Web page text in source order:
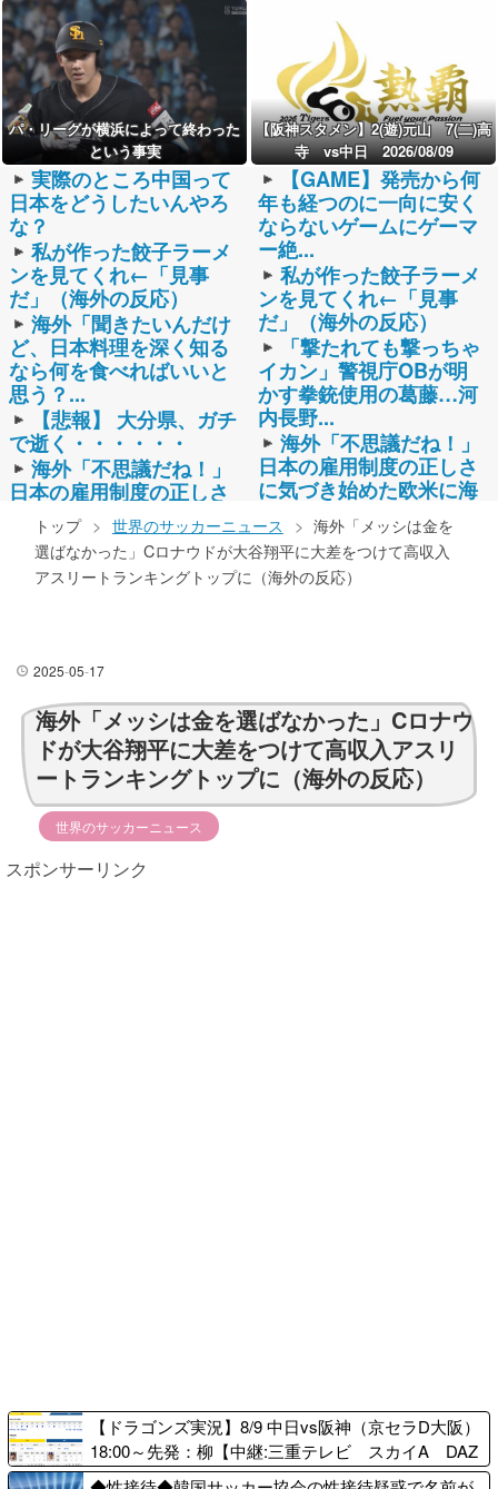
パ・リーグが横浜によって終わった
という事実
【阪神スタメン】2(遊)元山 7(二)高
寺 vs中日 2026/08/09
実際のところ中国って
日本をどうしたいんやろ
な？
私が作った餃子ラーメ
ンを見てくれ←「見事
だ」（海外の反応）
海外「聞きたいんだけ
ど、日本料理を深く知る
なら何を食べればいいと
思う？...
【悲報】 大分県、ガチ
で逝く・・・・・・
海外「不思議だね！」
日本の雇用制度の正しさ
に気づき始めた欧米に海
外が大...
【悲報】 取引先専務
「Aを20個注文する」 ぼ
【サッカー】日本代表
MF佐野航大、オランダ王
者PSV加入が正式決
定！ ...
【朗報】ストーク所属
の瀬古樹、2年ぶりのJリ
ーグ復帰か…クラブ間で
合意...
【田舎のミステリー】
タヌキが人間に化ける
【海外の反応】まさか
の形でピッチクロック違
反を受けた選手が話題に
【GAME】発売から何
年も経つのに一向に安く
ならないゲームにゲーマ
ー絶...
私が作った餃子ラーメ
ンを見てくれ←「見事
だ」（海外の反応）
「撃たれても撃っちゃ
イカン」警視庁OBが明
かす拳銃使用の葛藤…河
内長野...
海外「不思議だね！」
日本の雇用制度の正しさ
に気づき始めた欧米に海
外が大...
（ ´_ゝ`）サンモニ、
永住許可厳格化を批判
ジャーナリスト「永住権
海外「無意味だ」長崎
の平和祈念式典に海外か
ら冷めた声（海外の反
応）
【海外の反応】ナショ
暴発、玄関先に駆け込む
一家「なんであのドア鍵
かけて...
トップ > 世界のサッカーニュース > 海外「メッシは金を
選ばなかった」Cロナウドが大谷翔平に大差をつけて高収入
アスリートランキングトップに（海外の反応）
2025-05-17
海外「メッシは金を選ばなかった」Cロナウ
ドが大谷翔平に大差をつけて高収入アスリ
ートランキングトップに（海外の反応）
世界のサッカーニュース
スポンサーリンク
【ドラゴンズ実況】8/9 中日vs阪神（京セラD大阪）
18:00～先発：柳【中継:三重テレビ スカイA DAZ
N他】